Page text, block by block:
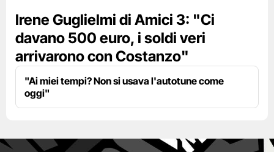
Irene Guglielmi di Amici 3: "Ci
davano 500 euro, i soldi veri
arrivarono con Costanzo"
"Ai miei tempi? Non si usava l'autotune come
oggi"